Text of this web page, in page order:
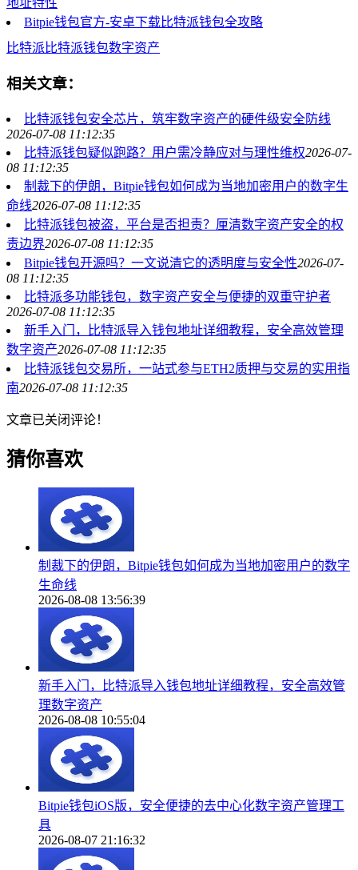
地址特性
Bitpie钱包官方-安卓下载比特派钱包全攻略
比特派 比特派钱包数字资产
相关文章：
比特派钱包安全芯片，筑牢数字资产的硬件级安全防线
2026-07-08 11:12:35
比特派钱包疑似跑路？用户需冷静应对与理性维权2026-07-
08 11:12:35
制裁下的伊朗，Bitpie钱包如何成为当地加密用户的数字生
命线2026-07-08 11:12:35
比特派钱包被盗，平台是否担责？厘清数字资产安全的权
责边界2026-07-08 11:12:35
Bitpie钱包开源吗？一文说清它的透明度与安全性2026-07-
08 11:12:35
比特派多功能钱包，数字资产安全与便捷的双重守护者
2026-07-08 11:12:35
新手入门，比特派导入钱包地址详细教程，安全高效管理
数字资产2026-07-08 11:12:35
比特派钱包交易所，一站式参与ETH2质押与交易的实用指
南2026-07-08 11:12:35
文章已关闭评论！
猜你喜欢
制裁下的伊朗，Bitpie钱包如何成为当地加密用户的数字
生命线
2026-08-08 13:56:39
新手入门，比特派导入钱包地址详细教程，安全高效管
理数字资产
2026-08-08 10:55:04
Bitpie钱包iOS版，安全便捷的去中心化数字资产管理工
具
2026-08-07 21:16:32